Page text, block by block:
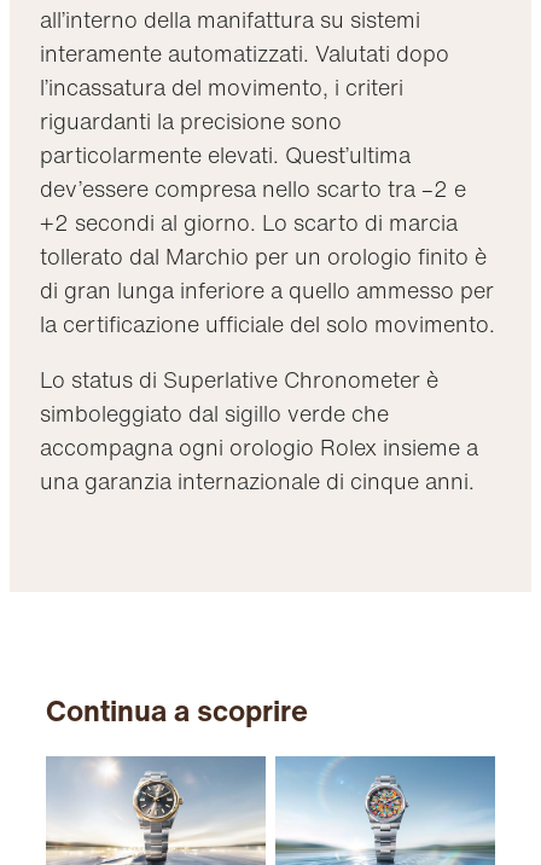
all’interno della manifattura su sistemi
interamente automatizzati. Valutati dopo
l’incassatura del movimento, i criteri
riguardanti la precisione sono
particolarmente elevati. Quest’ultima
dev’essere compresa nello scarto tra –2 e
+2 secondi al giorno. Lo scarto di marcia
tollerato dal Marchio per un orologio finito è
di gran lunga inferiore a quello ammesso per
la certificazione ufficiale del solo movimento.
Lo status di Superlative Chronometer è
simboleggiato dal sigillo verde che
accompagna ogni orologio Rolex insieme a
una garanzia internazionale di cinque anni.
Continua a scoprire